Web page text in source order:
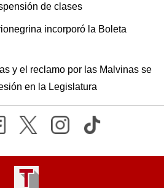
de clases
incorporó la Boleta
y el reclamo por las Malvinas se
en la Legislatura